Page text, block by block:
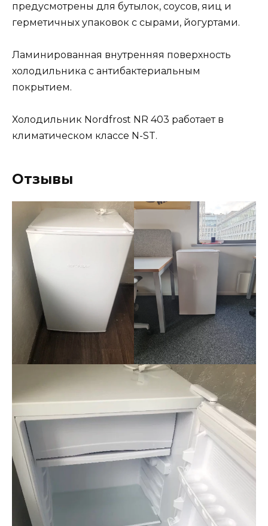
предусмотрены для бутылок, соусов, яиц и
герметичных упаковок с сырами, йогуртами.
Ламинированная внутренняя поверхность
холодильника с антибактериальным
покрытием.
Холодильник Nordfrost NR 403 работает в
климатическом классе N-ST.
Отзывы